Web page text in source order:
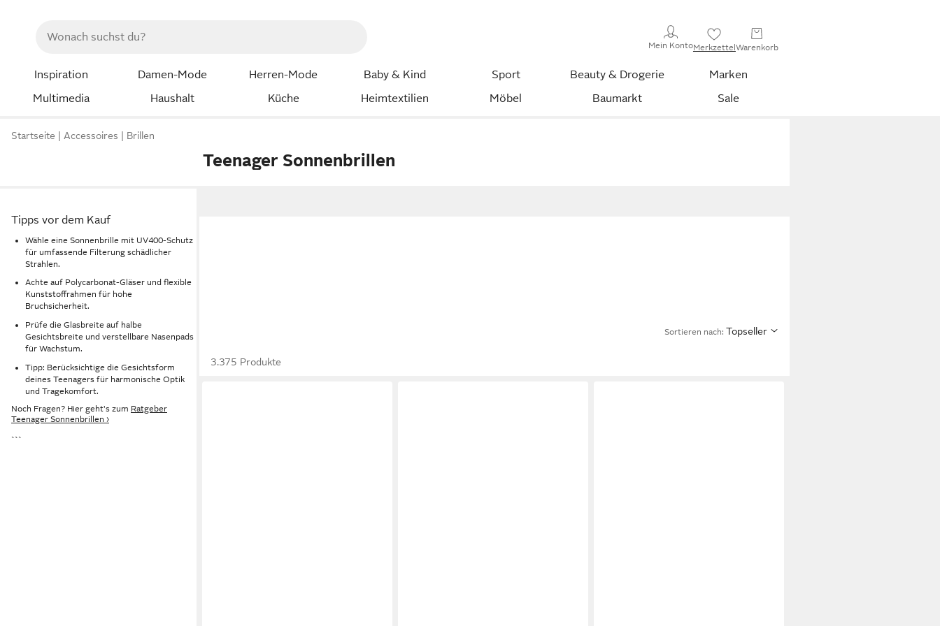
Mein KontoMerkzettelWarenkorb
Inspiration Damen-Mode Herren-Mode Baby & Kind Sport Beauty & Drogerie
Marken
Multimedia
Haushalt Küche Heimtextilien Möbel Baumarkt Sale
Startseite Accessoires Brillen
Teenager Sonnenbrillen
Tipps vor dem Kauf
Wähle eine Sonnenbrille mit UV400-Schutz
für umfassende Filterung schädlicher
Strahlen.
Achte auf Polycarbonat-Gläser und flexible
Kunststoffrahmen für hohe
Bruchsicherheit.
Prüfe die Glasbreite auf halbe
Gesichtsbreite und verstellbare Nasenpads
für Wachstum.
Tipp: Berücksichtige die Gesichtsform
deines Teenagers für harmonische Optik
und Tragekomfort.
Noch Fragen? Hier geht's zum Ratgeber
Teenager Sonnenbrillen ›
```
Sortieren nach: Topseller
3.375 Produkte